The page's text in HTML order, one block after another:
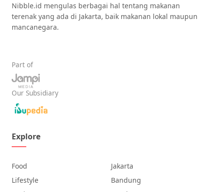
Nibble.id mengulas berbagai hal tentang makanan
terenak yang ada di Jakarta, baik makanan lokal maupun
mancanegara.
Part of
Our Subsidiary
Explore
Food
Lifestyle
Jakarta
Bandung